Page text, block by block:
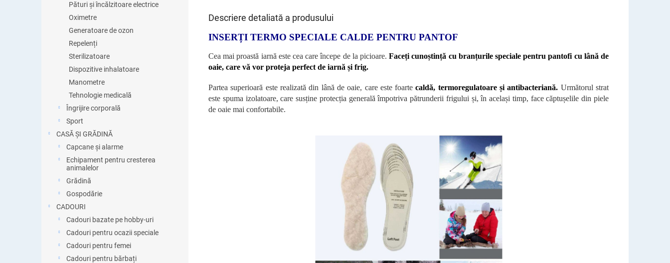
Pături și încălzitoare electrice
Oximetre
Generatoare de ozon
Repelenți
Sterilizatoare
Dispozitive inhalatoare
Manometre
Tehnologie medicală
Îngrijire corporală
Sport
CASĂ ȘI GRĂDINĂ
Capcane și alarme
Echipament pentru cresterea
animalelor
Grădină
Gospodărie
CADOURI
Cadouri bazate pe hobby-uri
Cadouri pentru ocazii speciale
Cadouri pentru femei
Cadouri pentru bărbați
Descriere detaliată a produsului
INSERȚI TERMO SPECIALE CALDE PENTRU PANTOF
Cea mai proastă iarnă este cea care începe de la picioare.Faceți cunoștință cu branțurile speciale pentru pantofi cu lână de
oaie, care vă vor proteja perfect de iarnă și frig.
Partea superioară este realizată din lână de oaie, care este foartecaldă, termoregulatoare și antibacteriană. Următorul strat
este spuma izolatoare, care susține protecția generală împotriva pătrunderii frigului și, în același timp, face căptușelile din piele
de oaie mai confortabile.